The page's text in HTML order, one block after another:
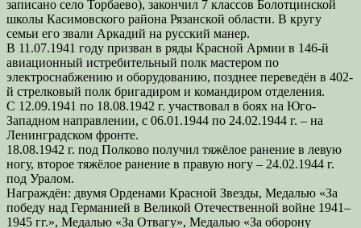
записано село Торбаево), закончил 7 классов Болотцинской
школы Касимовского района Рязанской области. В кругу
семьи его звали Аркадий на русский манер.
В 11.07.1941 году призван в ряды Красной Армии в 146-й
авиационный истребительный полк мастером по
электроснабжению и оборудованию, позднее переведён в 402-
й стрелковый полк бригадиром и командиром отделения.
С 12.09.1941 по 18.08.1942 г. участвовал в боях на Юго-
Западном направлении, с 06.01.1944 по 24.02.1944 г. – на
Ленинградском фронте.
18.08.1942 г. под Полково получил тяжёлое ранение в левую
ногу, второе тяжёлое ранение в правую ногу – 24.02.1944 г.
под Уралом.
Награждён: двумя Орденами Красной Звезды, Медалью «За
победу над Германией в Великой Отечественной войне 1941–
1945 гг.», Медалью «За Отвагу», Медалью «За оборону